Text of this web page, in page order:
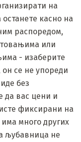
на
касно на
распоредом,
или
- изаберите
се не упореди
без
да вас цени и
фиксирани на
много других
љубавница не